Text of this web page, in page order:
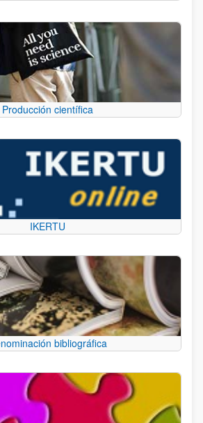
Producción científica
IKERTU
bibliográfica